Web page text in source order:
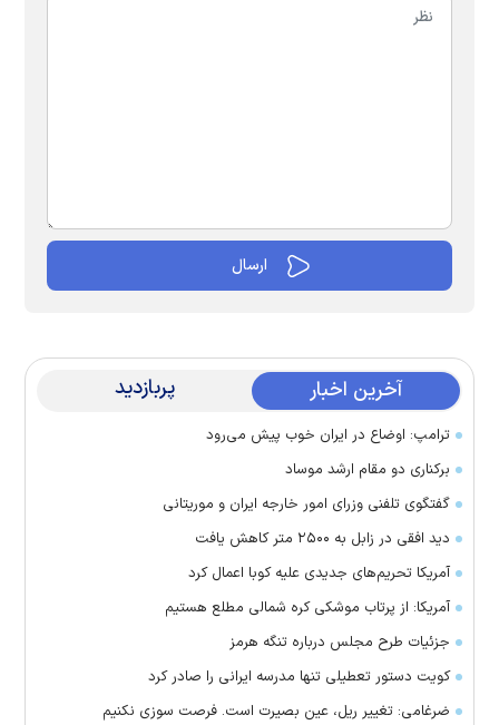
آخرین اخبار پربازدید
ترامپ: اوضاع در ایران خوب پیش می‌رود
برکناری دو مقام ارشد موساد
گفتگوی تلفنی وزرای امور خارجه ایران و موریتانی
دید افقی در زابل به ۲۵۰۰ متر کاهش یافت
آمریکا تحریم‌های جدیدی علیه کوبا اعمال کرد
آمریکا: از پرتاب موشکی کره شمالی مطلع هستیم
جزئیات طرح مجلس درباره تنگه هرمز
کویت دستور تعطیلی تنها مدرسه ایرانی را صادر کرد
ضرغامی: تغییر ریل، عین بصیرت است. فرصت سوزی نکنیم